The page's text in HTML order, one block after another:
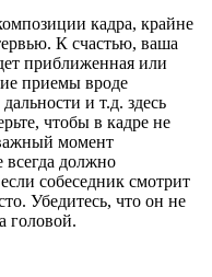
кадра, крайне
К счастью, ваша
приближенная или
приемы вроде
и т.д. здесь
чтобы в кадре не
момент
всегда должно
собеседник смотрит
Убедитесь, что он не
головой.